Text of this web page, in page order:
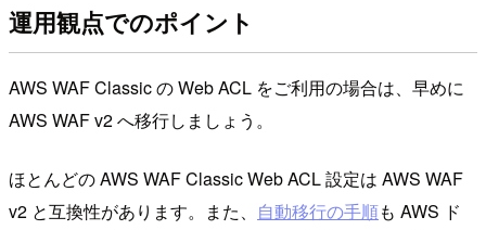
運用観点でのポイント
AWS WAF Classic の Web ACL をご利用の場合は、早めに
AWS WAF v2 へ移行しましょう。
ほとんどの AWS WAF Classic Web ACL 設定は AWS WAF
v2 と互換性があります。また、 自動移行の手順も AWS ド